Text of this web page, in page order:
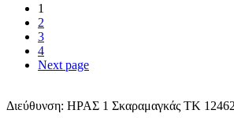
1
2
3
4
Next page
Διεύθυνση: ΗΡΑΣ 1 Σκαραμαγκάς ΤΚ 12462